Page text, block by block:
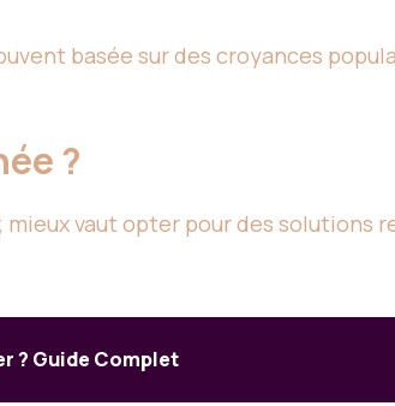
basée sur des croyances
?
vaut opter pour des solutions
? Guide Complet